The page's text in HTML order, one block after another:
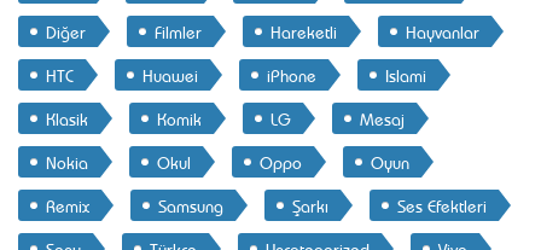
Diğer
Filmler Hareketli
Hayvanlar
HTC
Huawei iPhone
Islami
Klasik
Komik LG
Mesaj
Nokia
Okul Oppo
Oyun
Remix
Samsung Şarkı
Ses Efektleri